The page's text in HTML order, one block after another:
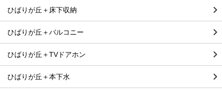
ひばりが丘＋床下収納
ひばりが丘＋バルコニー
ひばりが丘＋TVドアホン
ひばりが丘＋本下水